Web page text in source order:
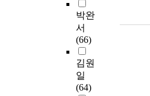
박완
서
(66)
김원
일
(64)